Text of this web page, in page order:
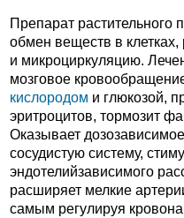
Препарат растительного
обмен веществ в клетках,
и микроциркуляцию.
мозговое
кислородом и глюкозой,
эритроцитов, тормозит
Оказывает
сосудистую систему,
эндотелийзависимого
расширяет мелкие
самым регулируя